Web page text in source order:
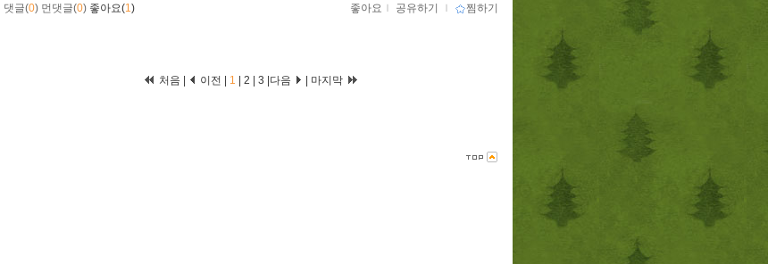
댓글(0) 먼댓글(0) 좋아요(1) 좋아요 ｌ 공유하기 ｌ 찜하기
처음 | 이전 | 1 2 3 다음 마지막